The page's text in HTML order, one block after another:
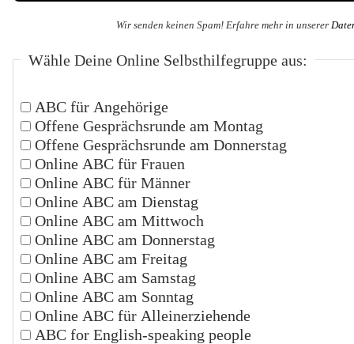
Wir senden keinen Spam! Erfahre mehr in unserer
Wähle Deine Online Selbsthilfegruppe aus:
ABC für Angehörige
Offene Gesprächsrunde am Montag
Offene Gesprächsrunde am Donnerstag
Online ABC für Frauen
Online ABC für Männer
Online ABC am Dienstag
Online ABC am Mittwoch
Online ABC am Donnerstag
Online ABC am Freitag
Online ABC am Samstag
Online ABC am Sonntag
Online ABC für Alleinerziehende
ABC for English-speaking people